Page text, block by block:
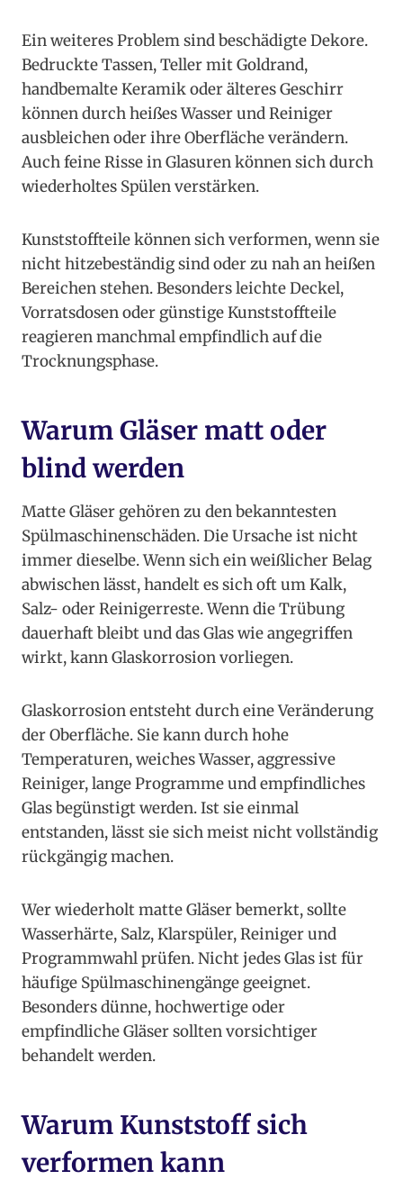
Ein weiteres Problem sind beschädigte Dekore.
Bedruckte Tassen, Teller mit Goldrand,
handbemalte Keramik oder älteres Geschirr
können durch heißes Wasser und Reiniger
ausbleichen oder ihre Oberfläche verändern.
Auch feine Risse in Glasuren können sich durch
wiederholtes Spülen verstärken.
Kunststoffteile können sich verformen, wenn sie
nicht hitzebeständig sind oder zu nah an heißen
Bereichen stehen. Besonders leichte Deckel,
Vorratsdosen oder günstige Kunststoffteile
reagieren manchmal empfindlich auf die
Trocknungsphase.
Warum Gläser matt oder
blind werden
Matte Gläser gehören zu den bekanntesten
Spülmaschinenschäden. Die Ursache ist nicht
immer dieselbe. Wenn sich ein weißlicher Belag
abwischen lässt, handelt es sich oft um Kalk,
Salz- oder Reinigerreste. Wenn die Trübung
dauerhaft bleibt und das Glas wie angegriffen
wirkt, kann Glaskorrosion vorliegen.
Glaskorrosion entsteht durch eine Veränderung
der Oberfläche. Sie kann durch hohe
Temperaturen, weiches Wasser, aggressive
Reiniger, lange Programme und empfindliches
Glas begünstigt werden. Ist sie einmal
entstanden, lässt sie sich meist nicht vollständig
rückgängig machen.
Wer wiederholt matte Gläser bemerkt, sollte
Wasserhärte, Salz, Klarspüler, Reiniger und
Programmwahl prüfen. Nicht jedes Glas ist für
häufige Spülmaschinengänge geeignet.
Besonders dünne, hochwertige oder
empfindliche Gläser sollten vorsichtiger
behandelt werden.
Warum Kunststoff sich
verformen kann